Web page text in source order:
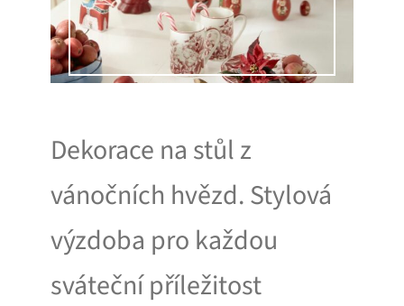
Dekorace na stůl z
vánočních hvězd. Stylová
výzdoba pro každou
sváteční příležitost